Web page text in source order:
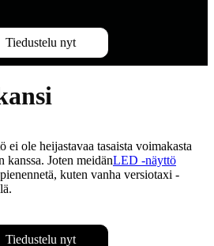
Tiedustelu nyt
ole heijastavaa tasaista voimakasta
kanssa. Joten meidänLED -näyttö
kuten vanha versiotaxi -
Tiedustelu nyt